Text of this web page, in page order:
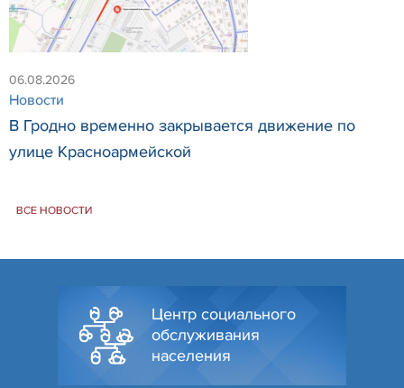
06.08.2026
Новости
В Гродно временно закрывается движение по
улице Красноармейской
ВСЕ НОВОСТИ
Центр социального
обслуживания
населения